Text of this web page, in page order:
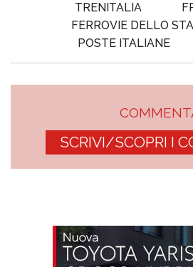
TRENITALIA
FERROVIE DELLO
POSTE ITALIANE
SCRIVI/SCOPRI I